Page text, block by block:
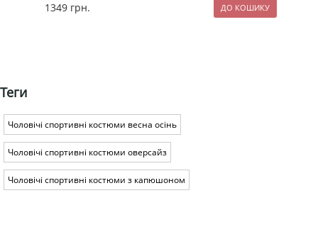
1349 грн.
Теги
Чоловічі спортивні костюми весна осінь
Чоловічі спортивні костюми оверсайз
Чоловічі спортивні костюми з капюшоном